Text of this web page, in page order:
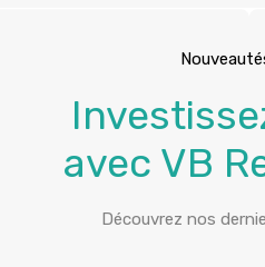
avec VB
Découvrez nos